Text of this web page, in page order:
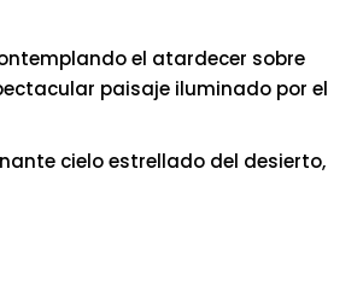
el atardecer sobre
paisaje iluminado por el
cielo estrellado del desierto,